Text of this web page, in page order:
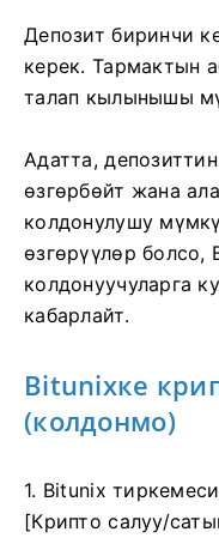
Депозит биринчи
керек. Тармактын
талап кылынышы
Адатта,
өзгөрбөйт жана
колдонулушу
өзгөрүүлөр болсо,
колдонуучуларга
кабарлайт.
Bitunixке
(колдонмо)
1. Bitunix
[Крипто салуу/